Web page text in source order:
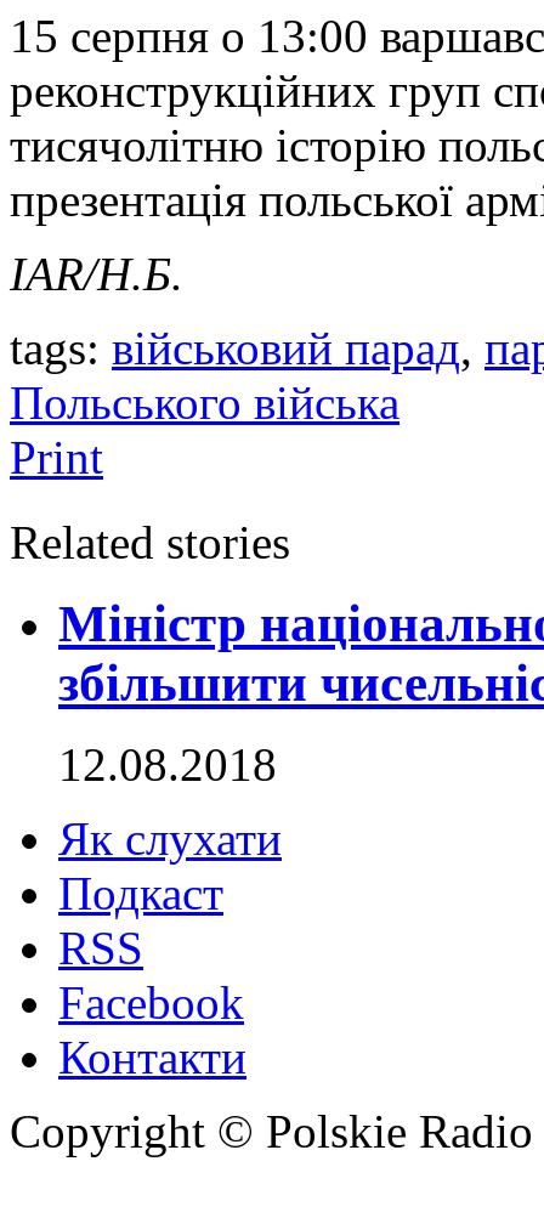
15 серпня о 13:00
реконструкційних груп
тисячолітню історію
презентація польської
IAR/Н.Б.
tags: військовий парад,
Польського війська
Print
Related stories
Міністр
збільшити
12.08.2018
Як слухати
Подкаст
RSS
Facebook
Контакти
Copyright © Polskie